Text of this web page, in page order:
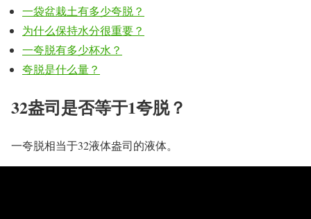
一袋盆栽土有多少夸脱？
为什么保持水分很重要？
一夸脱有多少杯水？
夸脱是什么量？
32盎司是否等于1夸脱？
一夸脱相当于32液体盎司的液体。